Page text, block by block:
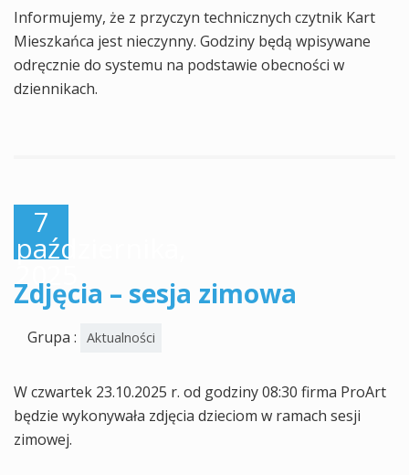
Informujemy, że z przyczyn technicznych czytnik Kart
Mieszkańca jest nieczynny. Godziny będą wpisywane
odręcznie do systemu na podstawie obecności w
dziennikach.
7
października,
2025
Zdjęcia – sesja zimowa
Grupa : Aktualności
W czwartek 23.10.2025 r. od godziny 08:30 firma ProArt
będzie wykonywała zdjęcia dzieciom w ramach sesji
zimowej.